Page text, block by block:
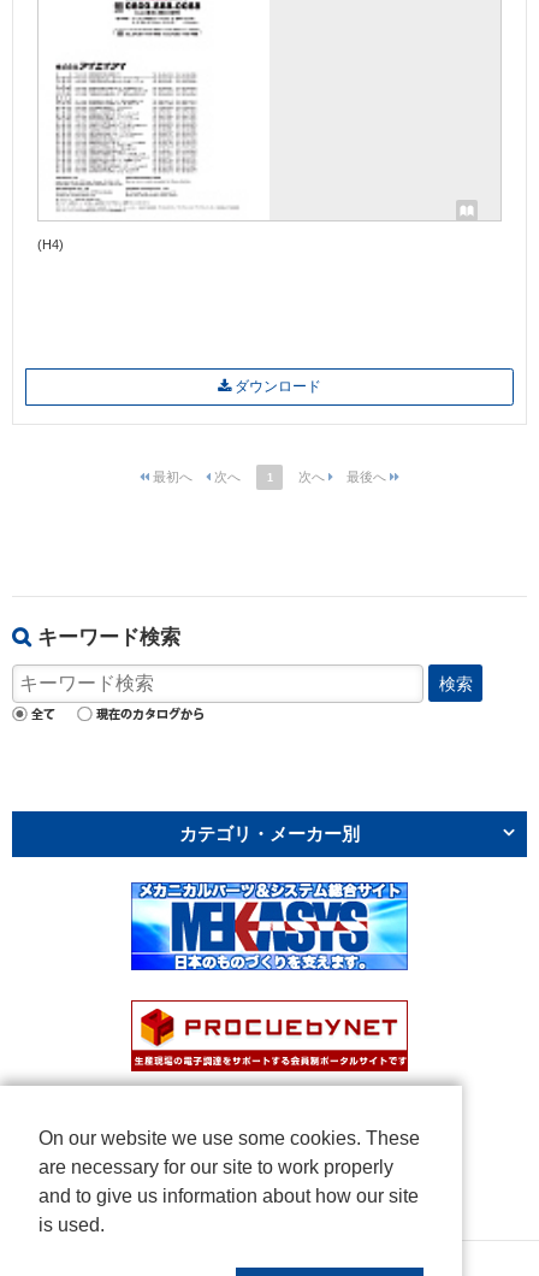
(H4)
ダウンロード
1
キーワード検索
検索
カテゴリ・メーカー別
On our website we use some cookies. These
are necessary for our site to work properly
and to give us information about how our site
is used.